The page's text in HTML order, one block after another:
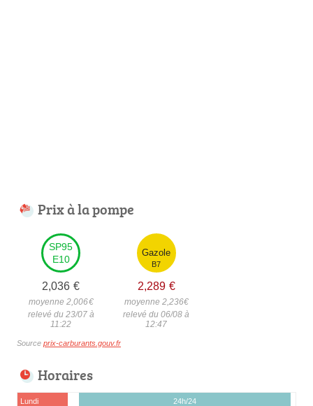
Prix à la pompe
SP95
E10
2,036 €
moyenne 2,006€
relevé du 23/07 à
11:22
Gazole
B7
2,289 €
moyenne 2,236€
relevé du 06/08 à
12:47
Source prix-carburants.gouv.fr
Horaires
Lundi
24h/24